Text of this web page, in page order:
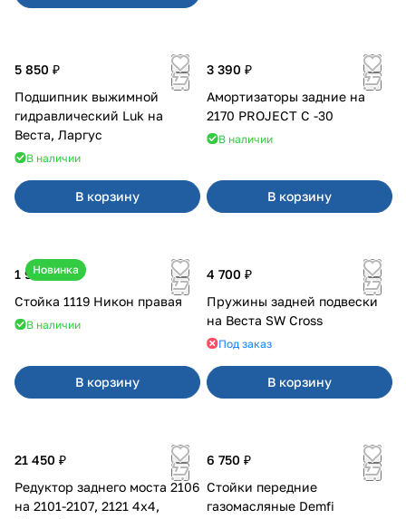
5 850 ₽
Подшипник выжимной
гидравлический Luk на
Веста, Ларгус
В наличии
В корзину
3 390 ₽
Амортизаторы задние на
2170 PROJECT С -30
В наличии
В корзину
Новинка
1 950 ₽
Стойка 1119 Никон правая
В наличии
В корзину
4 700 ₽
Пружины задней подвески
на Веста SW Cross
Под заказ
В корзину
21 450 ₽
Редуктор заднего моста 2106
на 2101-2107, 2121 4x4,
6 750 ₽
Стойки передние
газомасляные Demfi